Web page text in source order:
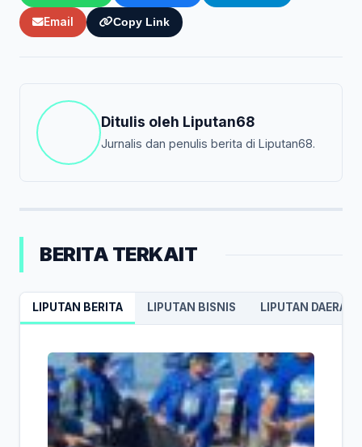
Email Copy Link
Ditulis oleh Liputan68
Jurnalis dan penulis berita di Liputan68.
BERITA TERKAIT
LIPUTAN BERITA LIPUTAN BISNIS LIPUTAN DAERAH